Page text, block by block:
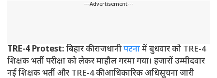
---Advertisement---
TRE-4 Protest: बिहार की राजधानीपटनामें बुधवार को TRE-4
शिक्षक भर्ती परीक्षा को लेकर माहौल गरमा गया। हजारों उम्मीदवार
नई शिक्षक भर्ती और TRE-4 की आधिकारिक अधिसूचना जारी